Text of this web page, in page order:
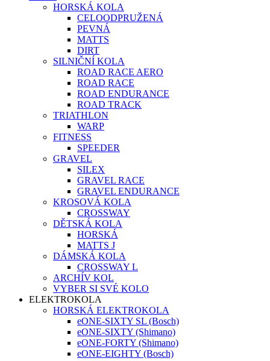
HORSKÁ KOLA
CELOODPRUŽENÁ
PEVNÁ
MATTS
DIRT
SILNIČNÍ KOLA
ROAD RACE AERO
ROAD RACE
ROAD ENDURANCE
ROAD TRACK
TRIATHLON
WARP
FITNESS
SPEEDER
GRAVEL
SILEX
GRAVEL RACE
GRAVEL ENDURANCE
KROSOVÁ KOLA
CROSSWAY
DĚTSKÁ KOLA
HORSKÁ
MATTS J
DÁMSKÁ KOLA
CROSSWAY L
ARCHÍV KOL
VYBER SI SVÉ KOLO
ELEKTROKOLA
HORSKÁ ELEKTROKOLA
eONE-SIXTY SL (Bosch)
eONE-SIXTY (Shimano)
eONE-FORTY (Shimano)
eONE-EIGHTY (Bosch)